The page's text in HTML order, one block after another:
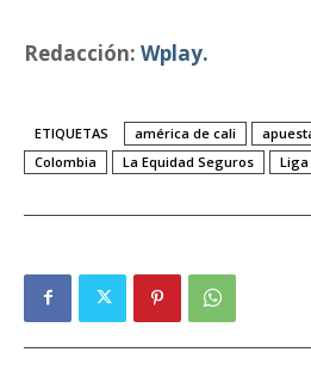
Redacción: Wplay.
ETIQUETAS américa de cali
Colombia
La Equidad Seguros Liga